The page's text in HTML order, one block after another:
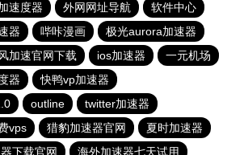
速度器 外网网址导航
软件中心
器 哔咔漫画
极光aurora加速器
加速官网下载 ios加速器
一元机场
器
快鸭vp加速器
outline
twitter加速器
vps 猎豹加速器官网
夏时加速器
下载官网
海外加速器七天试用